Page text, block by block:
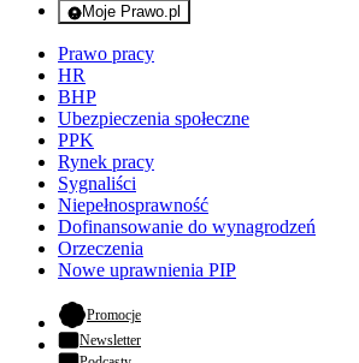
Moje Prawo.pl
- rejestracja i logowanie do serwisu
Prawo pracy
HR
BHP
Ubezpieczenia społeczne
PPK
Rynek pracy
Sygnaliści
Niepełnosprawność
Dofinansowanie do wynagrodzeń
Orzeczenia
Nowe uprawnienia PIP
Promocje- otwiera się w nowej karcie
Newsletter